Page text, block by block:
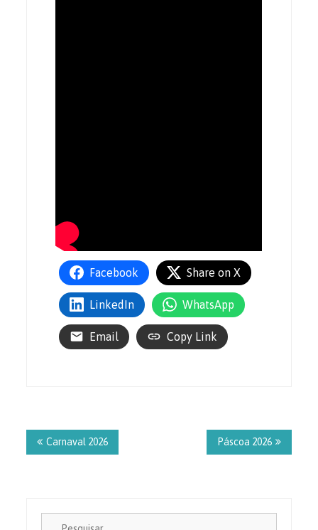
Facebook Share on X
LinkedIn WhatsApp
Email Copy Link
de
Post
Carnaval 2026 Páscoa 2026